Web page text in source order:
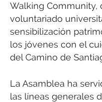
Walking Community,
voluntariado
sensibilización
los jóvenes con el
del Camino de
La Asamblea ha
las líneas generales